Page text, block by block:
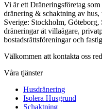
Vi är ett Dräneringsföretag
dränering & schaktning av
Sverige: Stockholm,
dräneringar åt villaägare,
bostadsrättsföreningar och
Välkommen att kontakta oss
Våra tjänster
Husdränering
Isolera Husgrund
Schaktning